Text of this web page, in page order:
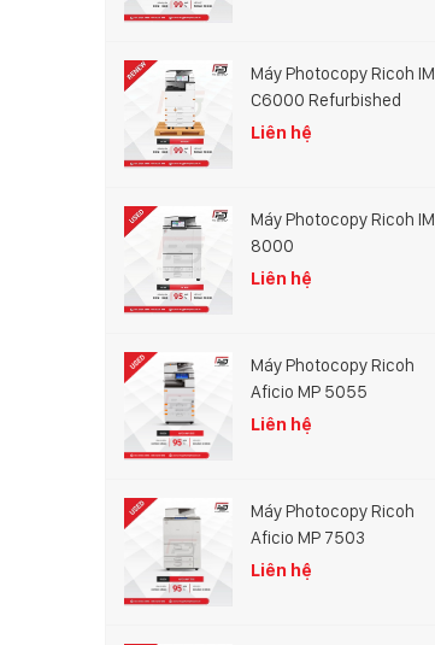
Máy Photocopy Ricoh IM
C6000 Refurbished
Liên hệ
Máy Photocopy Ricoh IM
8000
Liên hệ
Máy Photocopy Ricoh
Aficio MP 5055
Liên hệ
Máy Photocopy Ricoh
Aficio MP 7503
Liên hệ
Bàn giao máy photocopy Tỉnh Viettel
Post - Công ty Phú Sơn